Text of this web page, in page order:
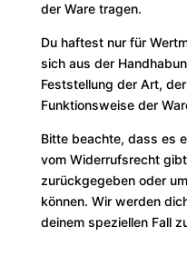
der Ware tragen.
Du haftest nur für
sich aus der
Feststellung der Art,
Funktionsweise der
Bitte beachte, dass es
vom Widerrufsrecht
zurückgegeben oder
können. Wir werden
deinem speziellen Fall